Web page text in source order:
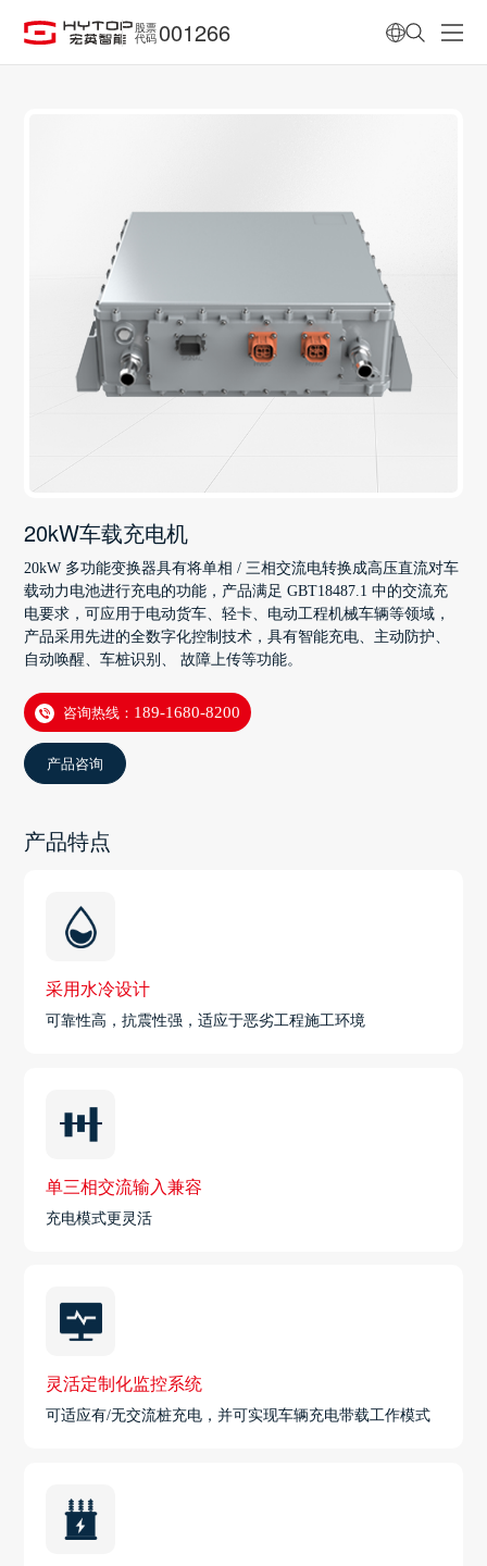
股票
代码 001266
20kW车载充电机
20kW 多功能变换器具有将单相 / 三相交流电转换成高压直流对车
载动力电池进行充电的功能，产品满足 GBT18487.1 中的交流充
电要求，可应用于电动货车、轻卡、电动工程机械车辆等领域，
产品采用先进的全数字化控制技术，具有智能充电、主动防护、
自动唤醒、车桩识别、 故障上传等功能。
咨询热线： 189-1680-8200
产品咨询
产品特点
采用水冷设计
可靠性高，抗震性强，适应于恶劣工程施工环境
单三相交流输入兼容
充电模式更灵活
灵活定制化监控系统
可适应有/无交流桩充电，并可实现车辆充电带载工作模式